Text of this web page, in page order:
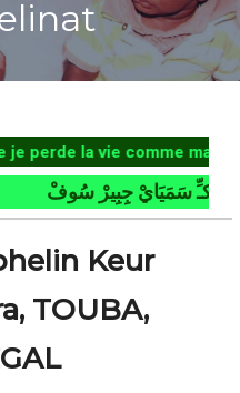
la vie comme ma défunte
سَمَيَايْ جِبِيرْ سُوفْ
Keur
TOUBA,